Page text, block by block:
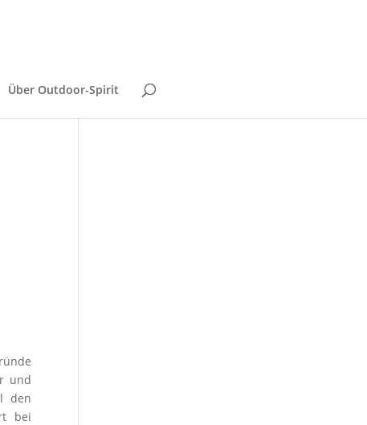
Über Outdoor-Spirit
und
den
bei